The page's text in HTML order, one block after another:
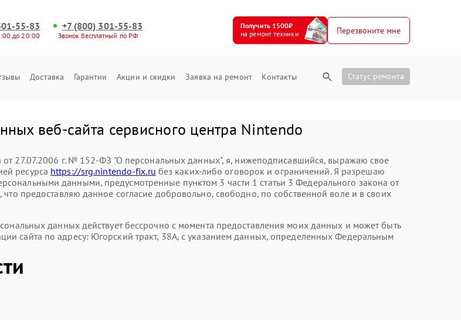
55-83
до 20:00
+7 (800) 301-55-83
Звонок бесплатный по РФ
Получить 1500₽
на ремонт техники
Перезвоните мне
Доставка Гарантии Акции и скидки Заявка на ремонт Контакты Статус ремонта
веб-сайта сервисного центра Nintendo
от 27.07.2006 г. № 152-ФЗ "О персональных данных", я, нижеподписавшийся, выражаю свое
ресурса https://srg.nintendo-fix.ru без каких-либо оговорок и ограничений. Я разрешаю
данными, предусмотренные пунктом 3 части 1 статьи 3 Федерального закона от
предоставляю данное согласие добровольно, свободно, по собственной воле и в своих
данных действует бессрочно с момента предоставления моих данных и может быть
сайта по адресу: Югорский тракт, 38А, с указанием данных, определенных Федеральным